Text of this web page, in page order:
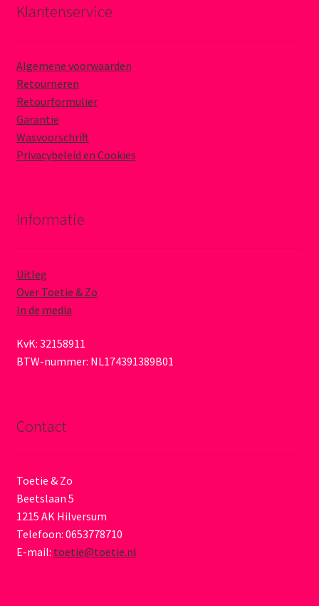
Klantenservice
Algemene voorwaarden
Retourneren
Retourformulier
Garantie
Wasvoorschrift
Privacybeleid en Cookies
Informatie
Uitleg
Over Toetie & Zo
In de media
KvK: 32158911
BTW-nummer: NL174391389B01
Contact
Toetie & Zo
Beetslaan 5
1215 AK Hilversum
Telefoon: 0653778710
E-mail: toetie@toetie.nl